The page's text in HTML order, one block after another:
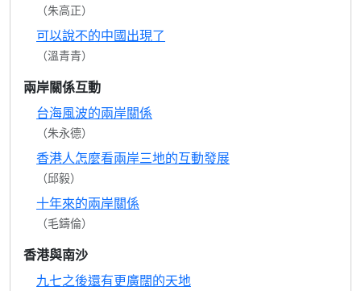
（朱高正）
可以說不的中國出現了
（溫青青）
兩岸關係互動
台海風波的兩岸關係
（朱永德）
香港人怎麼看兩岸三地的互動發展
（邱毅）
十年來的兩岸關係
（毛鑄倫）
香港與南沙
九七之後還有更廣闊的天地